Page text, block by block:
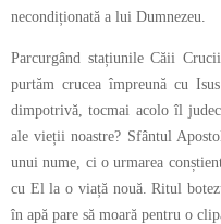
necondiționată a lui Dumnezeu.
Parcurgând stațiunile Căii
purtăm crucea împreună cu
dimpotrivă, tocmai acolo îl
ale vieții noastre? Sfântul
unui nume, ci o urmarea
cu El la o viață nouă. Ritul
în apă pare să moară pentru o